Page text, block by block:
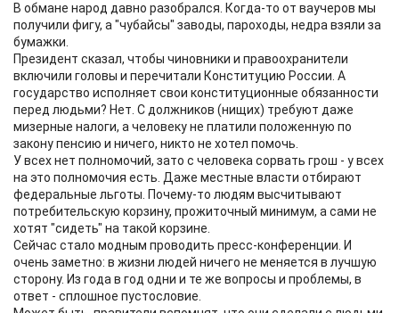
В обмане народ давно разобрался. Когда-то от ваучеров мы
получили фигу, а "чубайсы" заводы, пароходы, недра взяли за
бумажки.
Президент сказал, чтобы чиновники и правоохранители
включили головы и перечитали Конституцию России. А
государство исполняет свои конституционные обязанности
перед людьми? Нет. С должников (нищих) требуют даже
мизерные налоги, а человеку не платили положенную по
закону пенсию и ничего, никто не хотел помочь.
У всех нет полномочий, зато с человека сорвать грош - у всех
на это полномочия есть. Даже местные власти отбирают
федеральные льготы. Почему-то людям высчитывают
потребительскую корзину, прожиточный минимум, а сами не
хотят "сидеть" на такой корзине.
Сейчас стало модным проводить пресс-конференции. И
очень заметно: в жизни людей ничего не меняется в лучшую
сторону. Из года в год одни и те же вопросы и проблемы, в
ответ - сплошное пустословие.